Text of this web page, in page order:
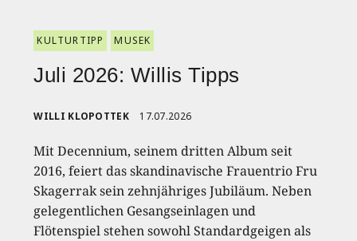
KULTURTIPP MUSEK
Juli 2026: Willis Tipps
WILLI KLOPOTTEK 17.07.2026
Mit Decennium, seinem dritten Album seit
2016, feiert das skandinavische Frauentrio Fru
Skagerrak sein zehnjähriges Jubiläum. Neben
gelegentlichen Gesangseinlagen und
Flötenspiel stehen sowohl Standardgeigen als